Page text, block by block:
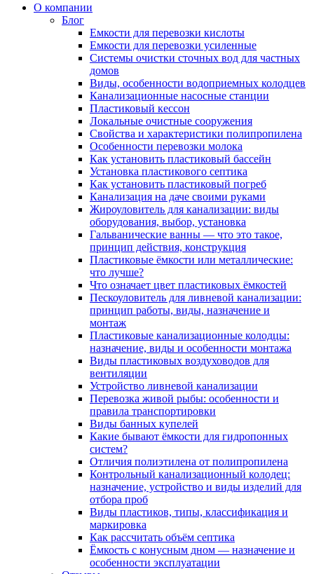
О компании
Блог
Емкости для перевозки кислоты
Емкости для перевозки усиленные
Системы очистки сточных вод для частных
домов
Виды, особенности водоприемных колодцев
Канализационные насосные станции
Пластиковый кессон
Локальные очистные сооружения
Свойства и характеристики полипропилена
Особенности перевозки молока
Как установить пластиковый бассейн
Установка пластикового септика
Как установить пластиковый погреб
Канализация на даче своими руками
Жироуловитель для канализации: виды
оборудования, выбор, установка
Гальванические ванны — что это такое,
принцип действия, конструкция
Пластиковые ёмкости или металлические:
что лучше?
Что означает цвет пластиковых ёмкостей
Пескоуловитель для ливневой канализации:
принцип работы, виды, назначение и
монтаж
Пластиковые канализационные колодцы:
назначение, виды и особенности монтажа
Виды пластиковых воздуховодов для
вентиляции
Устройство ливневой канализации
Перевозка живой рыбы: особенности и
правила транспортировки
Виды банных купелей
Какие бывают ёмкости для гидропонных
систем?
Отличия полиэтилена от полипропилена
Контрольный канализационный колодец:
назначение, устройство и виды изделий для
отбора проб
Виды пластиков, типы, классификация и
маркировка
Как рассчитать объём септика
Ёмкость с конусным дном — назначение и
особенности эксплуатации